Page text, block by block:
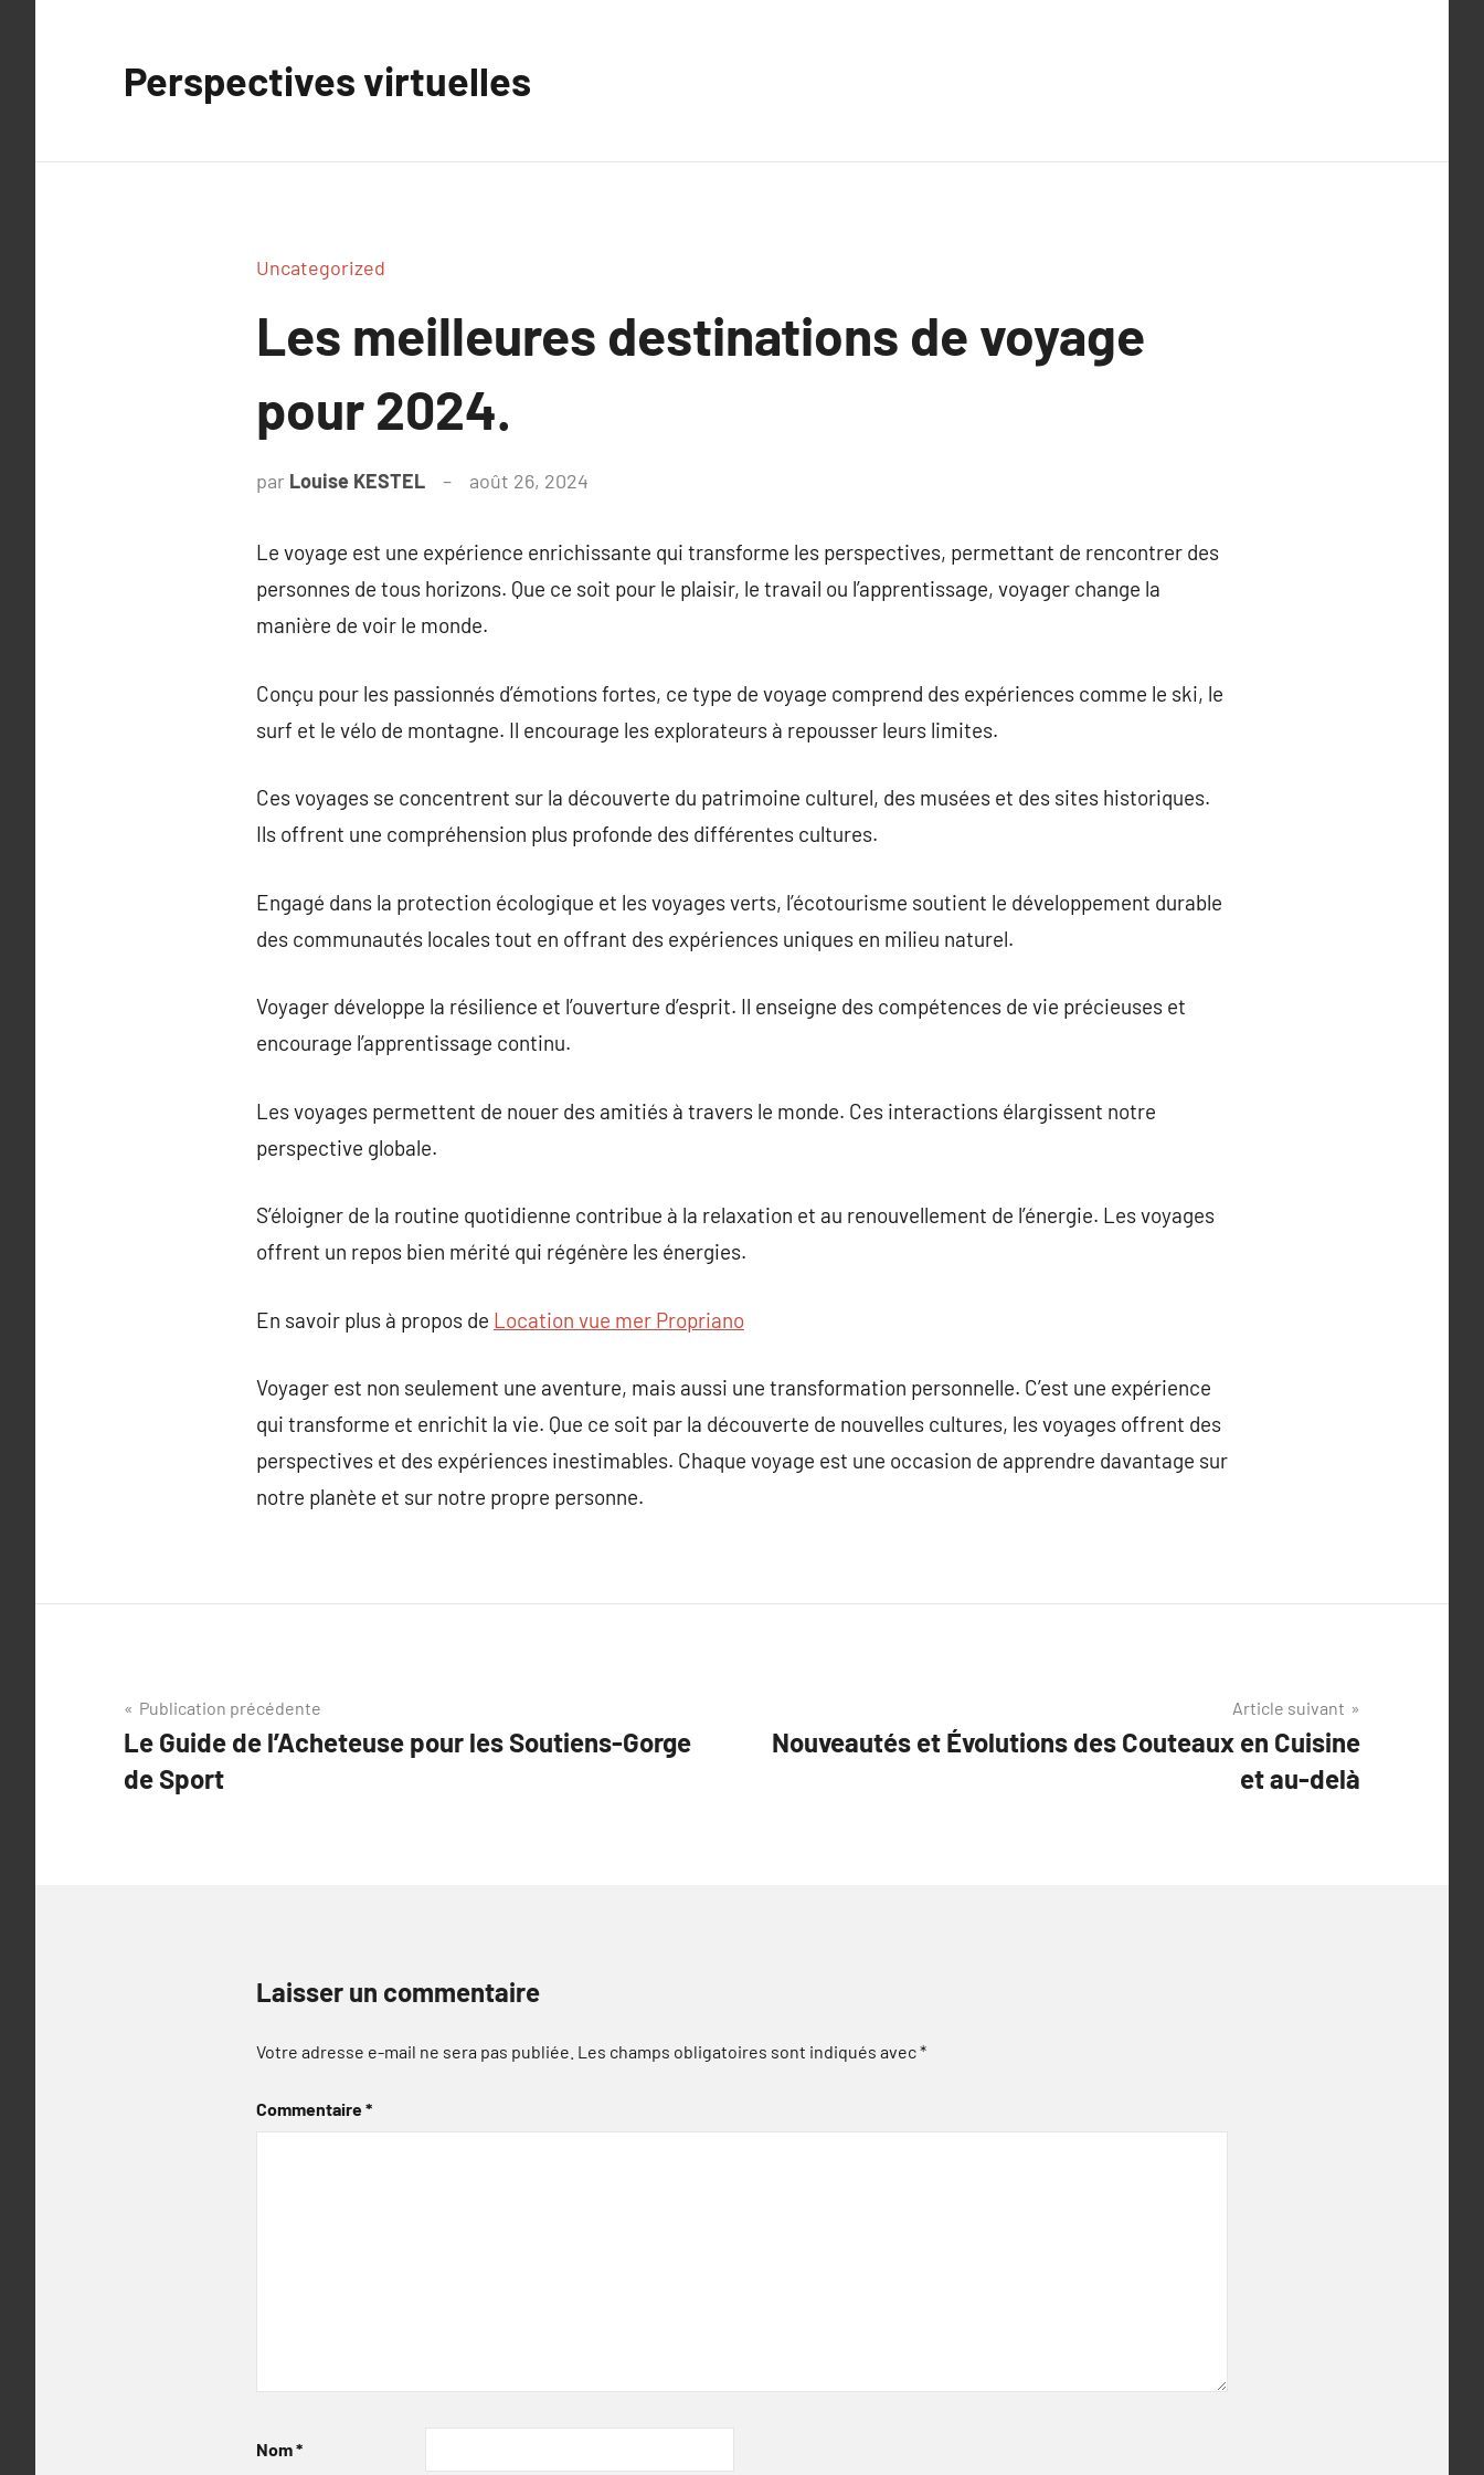
Perspectives virtuelles
Uncategorized
Les meilleures destinations de voyage
pour 2024.
par Louise KESTEL août 26, 2024
Le voyage est une expérience enrichissante qui transforme les perspectives, permettant de rencontrer des
personnes de tous horizons. Que ce soit pour le plaisir, le travail ou l’apprentissage, voyager change la
manière de voir le monde.
Conçu pour les passionnés d’émotions fortes, ce type de voyage comprend des expériences comme le ski, le
surf et le vélo de montagne. Il encourage les explorateurs à repousser leurs limites.
Ces voyages se concentrent sur la découverte du patrimoine culturel, des musées et des sites historiques.
Ils offrent une compréhension plus profonde des différentes cultures.
Engagé dans la protection écologique et les voyages verts, l’écotourisme soutient le développement durable
des communautés locales tout en offrant des expériences uniques en milieu naturel.
Voyager développe la résilience et l’ouverture d’esprit. Il enseigne des compétences de vie précieuses et
encourage l’apprentissage continu.
Les voyages permettent de nouer des amitiés à travers le monde. Ces interactions élargissent notre
perspective globale.
S’éloigner de la routine quotidienne contribue à la relaxation et au renouvellement de l’énergie. Les voyages
offrent un repos bien mérité qui régénère les énergies.
En savoir plus à propos de Location vue mer Propriano
Voyager est non seulement une aventure, mais aussi une transformation personnelle. C’est une expérience
qui transforme et enrichit la vie. Que ce soit par la découverte de nouvelles cultures, les voyages offrent des
perspectives et des expériences inestimables. Chaque voyage est une occasion de apprendre davantage sur
notre planète et sur notre propre personne.
Navigation
de
l’article
Publication précédente
Le Guide de l’Acheteuse pour les Soutiens-Gorge
de Sport
Article suivant
Nouveautés et Évolutions des Couteaux en Cuisine
et au-delà
Laisser un commentaire
Votre adresse e-mail ne sera pas publiée. Les champs obligatoires sont indiqués avec*
Commentaire*
Nom*